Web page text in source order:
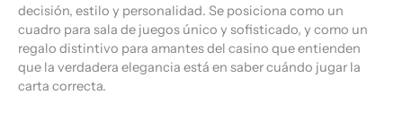
decisión, estilo y personalidad. Se posiciona como un
cuadro para sala de juegos único y sofisticado, y como un
regalo distintivo para amantes del casino que entienden
que la verdadera elegancia está en saber cuándo jugar la
carta correcta.